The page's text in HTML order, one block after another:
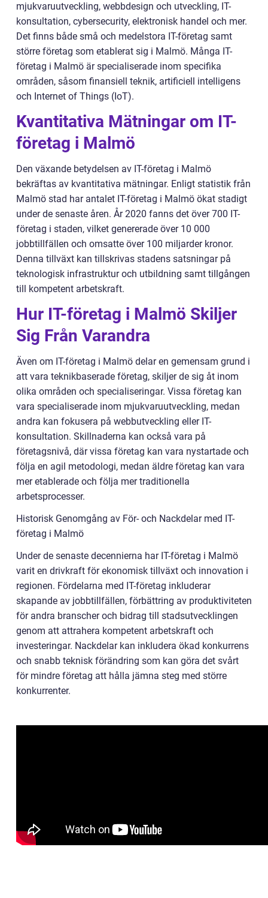
mjukvaruutveckling, webbdesign och utveckling, IT-
konsultation, cybersecurity, elektronisk handel och mer.
Det finns både små och medelstora IT-företag samt
större företag som etablerat sig i Malmö. Många IT-
företag i Malmö är specialiserade inom specifika
områden, såsom finansiell teknik, artificiell intelligens
och Internet of Things (IoT).
Kvantitativa Mätningar om IT-
företag i Malmö
Den växande betydelsen av IT-företag i Malmö
bekräftas av kvantitativa mätningar. Enligt statistik från
Malmö stad har antalet IT-företag i Malmö ökat stadigt
under de senaste åren. År 2020 fanns det över 700 IT-
företag i staden, vilket genererade över 10 000
jobbtillfällen och omsatte över 100 miljarder kronor.
Denna tillväxt kan tillskrivas stadens satsningar på
teknologisk infrastruktur och utbildning samt tillgången
till kompetent arbetskraft.
Hur IT-företag i Malmö Skiljer
Sig Från Varandra
Även om IT-företag i Malmö delar en gemensam grund i
att vara teknikbaserade företag, skiljer de sig åt inom
olika områden och specialiseringar. Vissa företag kan
vara specialiserade inom mjukvaruutveckling, medan
andra kan fokusera på webbutveckling eller IT-
konsultation. Skillnaderna kan också vara på
företagsnivå, där vissa företag kan vara nystartade och
följa en agil metodologi, medan äldre företag kan vara
mer etablerade och följa mer traditionella
arbetsprocesser.
Historisk Genomgång av För- och Nackdelar med IT-
företag i Malmö
Under de senaste decennierna har IT-företag i Malmö
varit en drivkraft för ekonomisk tillväxt och innovation i
regionen. Fördelarna med IT-företag inkluderar
skapande av jobbtillfällen, förbättring av produktiviteten
för andra branscher och bidrag till stadsutvecklingen
genom att attrahera kompetent arbetskraft och
investeringar. Nackdelar kan inkludera ökad konkurrens
och snabb teknisk förändring som kan göra det svårt
för mindre företag att hålla jämna steg med större
konkurrenter.